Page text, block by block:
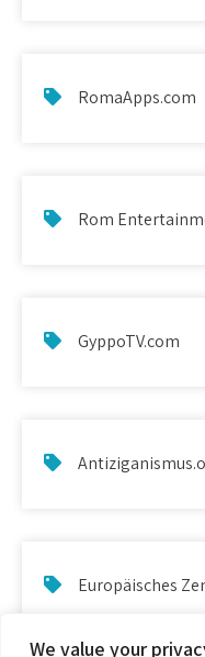
We value your
RomaApps.com
Rom
GyppoTV.com
Europäisches